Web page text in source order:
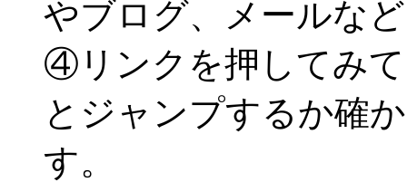
やブログ、メールな
④リンクを押してみ
とジャンプするか確
す。